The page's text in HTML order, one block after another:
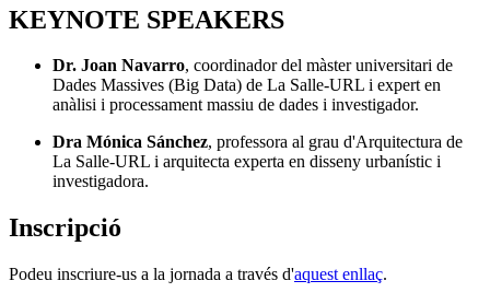
KEYNOTE SPEAKERS
Dr. Joan Navarro, coordinador del màster universitari de
Dades Massives (Big Data) de La Salle-URL i expert en
anàlisi i processament massiu de dades i investigador.
Dra Mónica Sánchez, professora al grau d'Arquitectura de
La Salle-URL i arquitecta experta en disseny urbanístic i
investigadora.
Inscripció
Podeu inscriure-us a la jornada a través d'aquest enllaç.